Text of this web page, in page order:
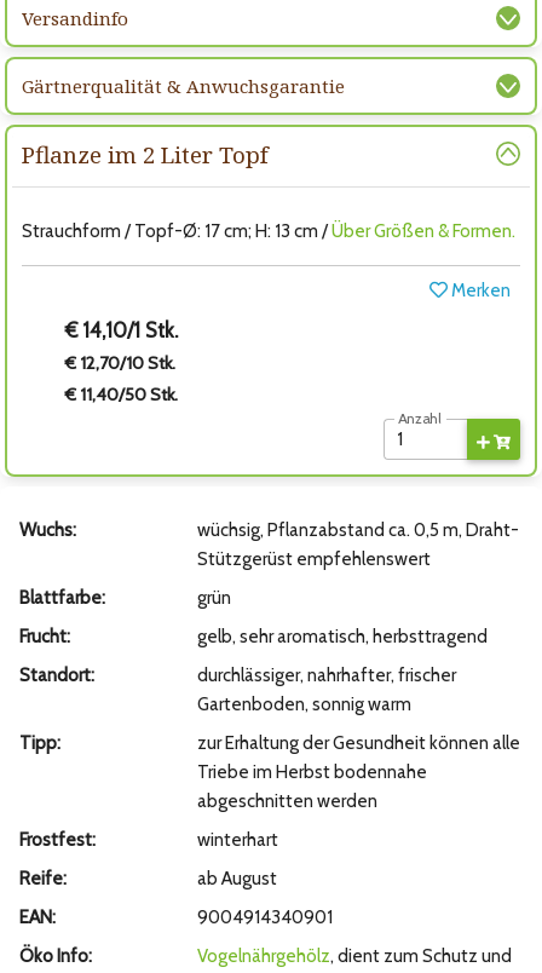
Versandinfo
Gärtnerqualität & Anwuchsgarantie
Pflanze im 2 Liter Topf
Strauchform / Topf-Ø: 17 cm; H: 13 cm /Über Größen & Formen.
Merken
€ 14,10/1 Stk.
€ 12,70/10 Stk.
€ 11,40/50 Stk.
Anzahl
Wuchs:
wüchsig, Pflanzabstand ca. 0,5 m, Draht-
Stützgerüst empfehlenswert
Blattfarbe:
grün
Frucht:
gelb, sehr aromatisch, herbsttragend
Standort:
durchlässiger, nahrhafter, frischer
Gartenboden, sonnig warm
Tipp:
zur Erhaltung der Gesundheit können alle
Triebe im Herbst bodennahe
abgeschnitten werden
Frostfest:
winterhart
Reife:
ab August
EAN:
9004914340901
Öko Info:
Vogelnährgehölz, dient zum Schutz und